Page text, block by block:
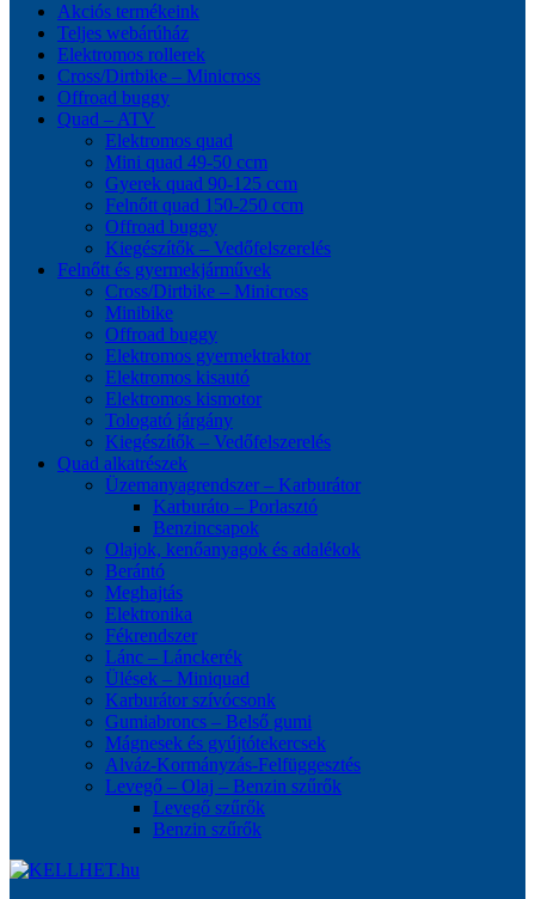
Akciós termékeink
Teljes webárúház
Elektromos rollerek
Cross/Dirtbike – Minicross
Offroad buggy
Quad – ATV
Elektromos quad
Mini quad 49-50 ccm
Gyerek quad 90-125 ccm
Felnőtt quad 150-250 ccm
Offroad buggy
Kiegészítők – Vedőfelszerelés
Felnőtt és gyermekjárművek
Cross/Dirtbike – Minicross
Minibike
Offroad buggy
Elektromos gyermektraktor
Elektromos kisautó
Elektromos kismotor
Tologató járgány
Kiegészítők – Vedőfelszerelés
Quad alkatrészek
Üzemanyagrendszer – Karburátor
Karburáto – Porlasztó
Benzincsapok
Olajok, kenőanyagok és adalékok
Berántó
Meghajtás
Elektronika
Fékrendszer
Lánc – Lánckerék
Ülések – Miniquad
Karburátor szívócsonk
Gumiabroncs – Belső gumi
Mágnesek és gyújtótekercsek
Alváz-Kormányzás-Felfüggesztés
Levegő – Olaj – Benzin szűrők
Levegő szűrők
Benzin szűrők